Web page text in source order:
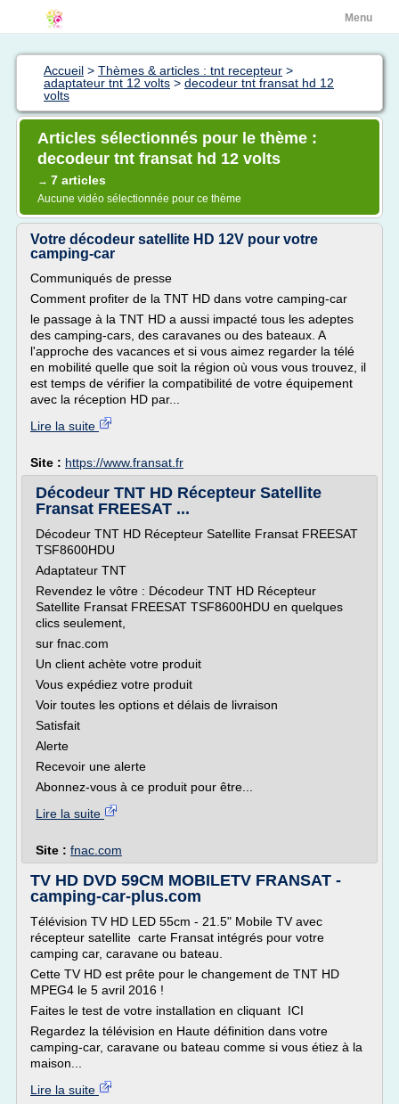
Menu
Accueil > Thèmes & articles : tnt recepteur >
adaptateur tnt 12 volts > decodeur tnt fransat hd 12
volts
Articles sélectionnés pour le thème :
decodeur tnt fransat hd 12 volts
→ 7 articles
Aucune vidéo sélectionnée pour ce thème
Votre décodeur satellite HD 12V pour votre
camping-car
Communiqués de presse
Comment profiter de la TNT HD dans votre camping-car
le passage à la TNT HD a aussi impacté tous les adeptes
des camping-cars, des caravanes ou des bateaux. A
l'approche des vacances et si vous aimez regarder la télé
en mobilité quelle que soit la région où vous vous trouvez, il
est temps de vérifier la compatibilité de votre équipement
avec la réception HD par...
Lire la suite
Site : https://www.fransat.fr
Décodeur TNT HD Récepteur Satellite
Fransat FREESAT ...
Décodeur TNT HD Récepteur Satellite Fransat FREESAT
TSF8600HDU
Adaptateur TNT
Revendez le vôtre : Décodeur TNT HD Récepteur
Satellite Fransat FREESAT TSF8600HDU en quelques
clics seulement,
sur fnac.com
Un client achète votre produit
Vous expédiez votre produit
Voir toutes les options et délais de livraison
Satisfait
Alerte
Recevoir une alerte
Abonnez-vous à ce produit pour être...
Lire la suite
Site : fnac.com
TV HD DVD 59CM MOBILETV FRANSAT -
camping-car-plus.com
Télévision TV HD LED 55cm - 21.5" Mobile TV avec
récepteur satellite carte Fransat intégrés pour votre
camping car, caravane ou bateau.
Cette TV HD est prête pour le changement de TNT HD
MPEG4 le 5 avril 2016 !
Faites le test de votre installation en cliquant ICI
Regardez la télévision en Haute définition dans votre
camping-car, caravane ou bateau comme si vous étiez à la
maison...
Lire la suite